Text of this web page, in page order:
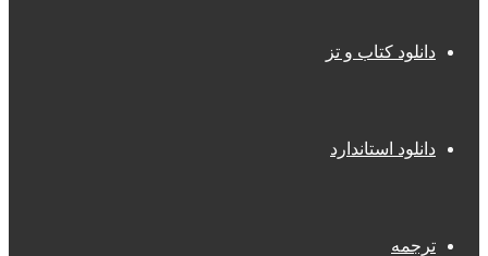
دانلود کتاب و تز
دانلود استاندارد
ترجمه